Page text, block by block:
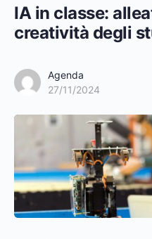
IA in classe:
creatività degli
Agenda
27/11/2024